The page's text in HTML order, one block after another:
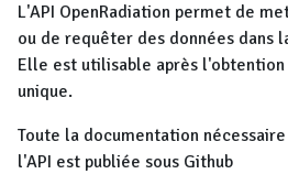
L'API OpenRadiation permet de
ou de requêter des données dans
Elle est utilisable après
unique.
Toute la documentation
l'API est publiée sous Github